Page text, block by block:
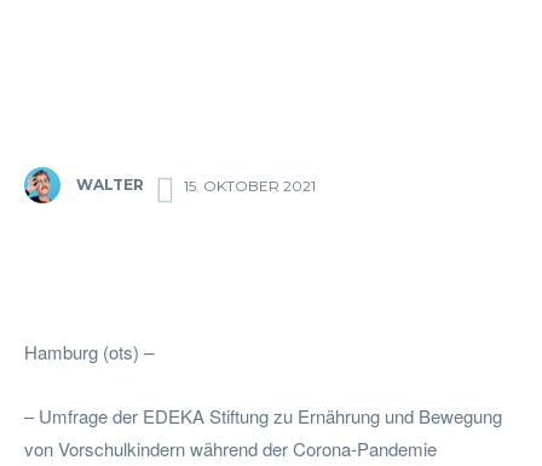
WALTER 15. OKTOBER 2021
Hamburg (ots) –
– Umfrage der EDEKA Stiftung zu Ernährung und Bewegung
von Vorschulkindern während der Corona-Pandemie